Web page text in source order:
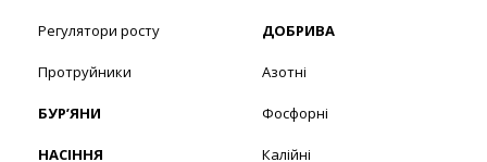
Регулятори росту
Протруйники
БУР’ЯНИ
НАСІННЯ
ДОБРИВА
Азотні
Фосфорні
Калійні